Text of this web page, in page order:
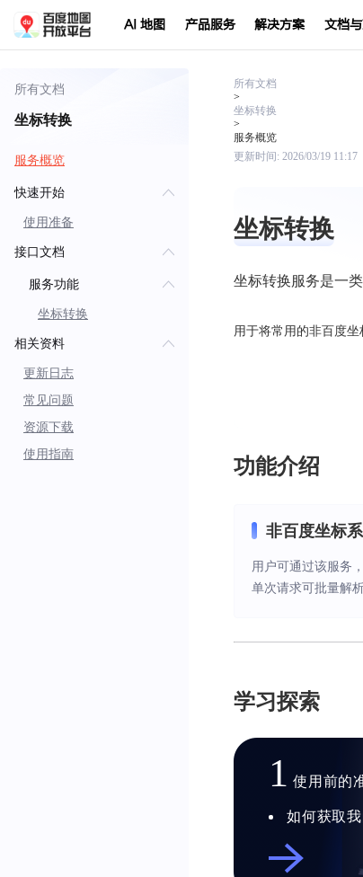
AI 地图 产品服务 解决方案 文档
所有文档
坐标转换
服务概览
快速开始
使用准备
接口文档
服务功能
坐标转换
相关资料
更新日志
常见问题
资源下载
使用指南
所有文档
>
坐标转换
>
服务概览
更新时间: 2026/03/19 11:17
坐标转换
坐标转换服务是一类
用于将常用的非百度坐
功能介绍
非百度坐标
用户可通过该服务
单次请求可批量解
学习探索
1 使用前的
如何获取